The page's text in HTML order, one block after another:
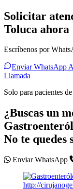
Solicitar
Toluca ahora
Escríbenos por
Enviar WhatsApp
Llamada
Solo para pacientes
¿Buscas un
No te quedes
Enviar WhatsApp